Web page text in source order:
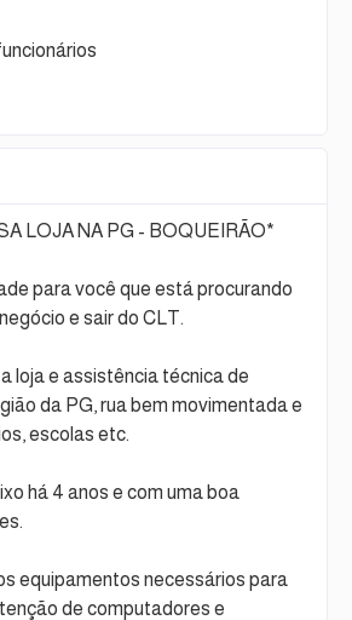
LOJA NA PG - BOQUEIRÃO*
para você que está procurando
e sair do CLT.
loja e assistência técnica de
da PG, rua bem movimentada e
escolas etc.
há 4 anos e com uma boa
equipamentos necessários para
de computadores e